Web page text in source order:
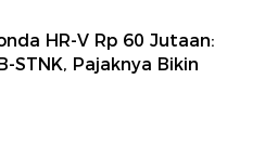
HR-V Rp 60 Jutaan:
STNK, Pajaknya Bikin